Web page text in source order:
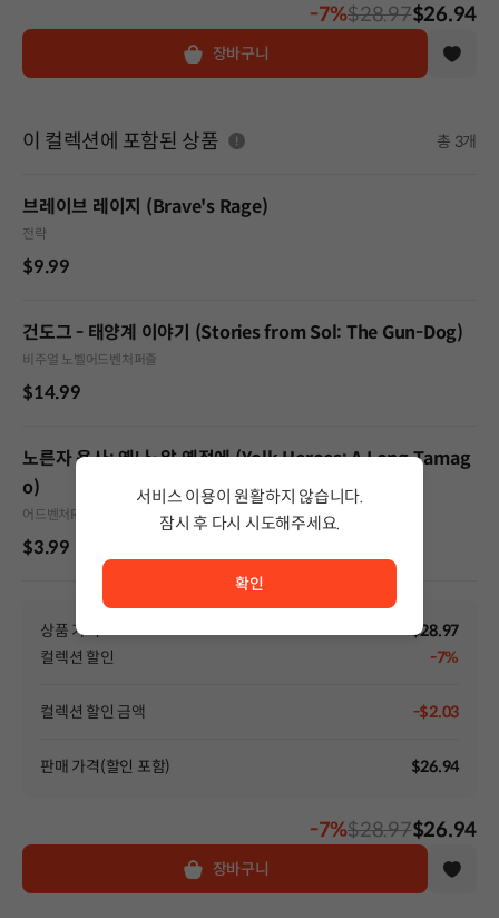
-7%$28.97$26.94
장바구니
이 컬렉션에 포함된 상품 총 3개
브레이브 레이지 (Brave's Rage)
전략
$9.99
건도그 - 태양계 이야기 (Stories from Sol: The Gun-Dog)
비주얼 노벨어드벤처 퍼즐
$14.99
노른자 용사: 옛나~알 옛적에 (Yolk Heroes: A Long Tamag
o)
어드벤처 RPG
$3.99
상품 가격
$28.97
컬렉션 할인
-7%
컬렉션 할인 금액 -$2.03
판매 가격(할인 포함) $26.94
-7%$28.97$26.94
장바구니
서비스 이용이 원활하지 않습니다.
잠시 후 다시 시도해주세요.
확인